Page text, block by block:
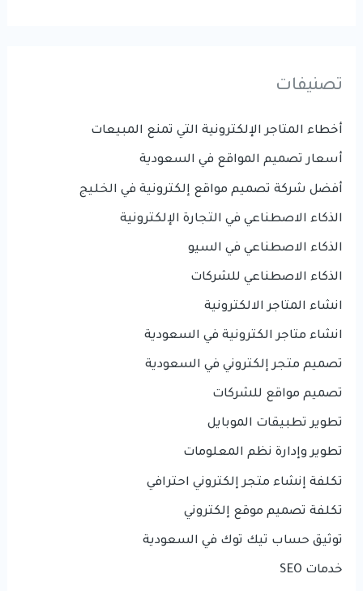
تصنيفات
أخطاء المتاجر الإلكترونية التي تمنع المبيعات
أسعار تصميم المواقع في السعودية
أفضل شركة تصميم مواقع إلكترونية في الخليج
الذكاء الاصطناعي في التجارة الإلكترونية
الذكاء الاصطناعي في السيو
الذكاء الاصطناعي للشركات
انشاء المتاجر الالكترونية
انشاء متاجر الكترونية في السعودية
تصميم متجر إلكتروني في السعودية
تصميم مواقع للشركات
تطوير تطبيقات الموبايل
تطوير وإدارة نظم المعلومات
تكلفة إنشاء متجر إلكتروني احترافي
تكلفة تصميم موقع إلكتروني
توثيق حساب تيك توك في السعودية
خدمات SEO